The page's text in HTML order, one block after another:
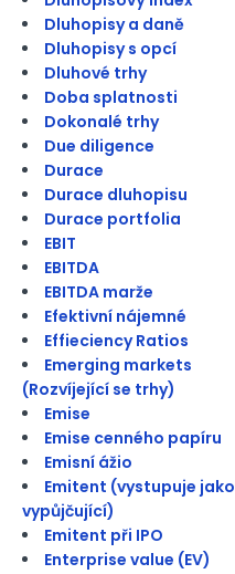
Dluhopisy a daně
Dluhopisy s opcí
Dluhové trhy
Doba splatnosti
Dokonalé trhy
Due diligence
Durace
Durace dluhopisu
Durace portfolia
EBIT
EBITDA
EBITDA marže
Efektivní nájemné
Effieciency Ratios
Emerging markets
(Rozvíjející se trhy)
Emise
Emise cenného papíru
Emisní ážio
Emitent (vystupuje jako
vypůjčující)
Emitent při IPO
Enterprise value (EV)